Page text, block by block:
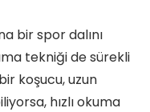
bir spor dalını
tekniği de sürekli
koşucu, uzun
hızlı okuma